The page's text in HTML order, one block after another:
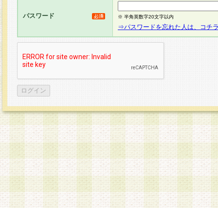
パスワード ※ 半角英数字20文字以内
⇒パスワードを忘れた人は、コチ